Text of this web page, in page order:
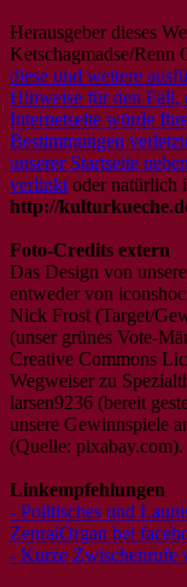
Herausgeber dieses
Ketschagmadse/Renn
diese und weitere
Hinweise für den Fall,
Internetseite würde
Bestimmungen
unserer Startseite
verlinkt oder natürlich
http://
Foto-Credits extern
Das Design von
entweder von
Nick Frost (Target/
(unser grünes Vote-
Creative Commons
Wegweiser zu
larsen9236 (bereit
unsere Gewinnspiele
(Quelle: pixabay.com).
Linkempfehlungen
- Politisches und
ZenralOrgan bei
- Kurze Zwischenrufe